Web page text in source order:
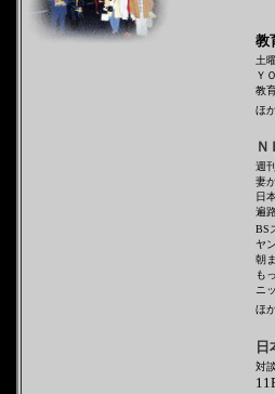
教
土
Ｙ
教
ほ
Ｎ
週
妻
日
遍
BS
ヤ
朝
も
ニ
ほ
日
対